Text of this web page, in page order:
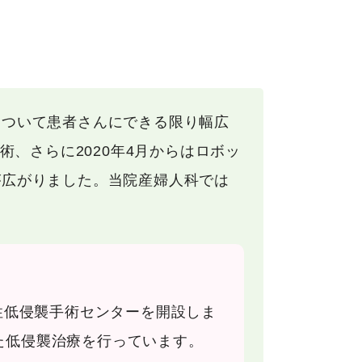
いて患者さんにできる限り幅広
、さらに2020年4月からはロボッ
がりました。当院産婦人科では
侵襲手術センターを開設しま
侵襲治療を行っています。